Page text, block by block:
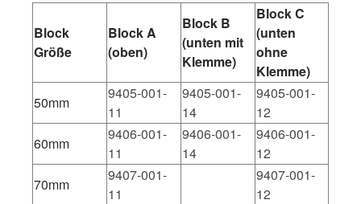
Block
Größe
Block A
(oben)
Block B
(unten mit
Klemme)
Block C
(unten
ohne
Klemme)
50mm
9405-001-
11
9405-001-
14
9405-001-
12
60mm
9406-001-
11
9406-001-
14
9406-001-
12
70mm
9407-001-
11
9407-001-
12